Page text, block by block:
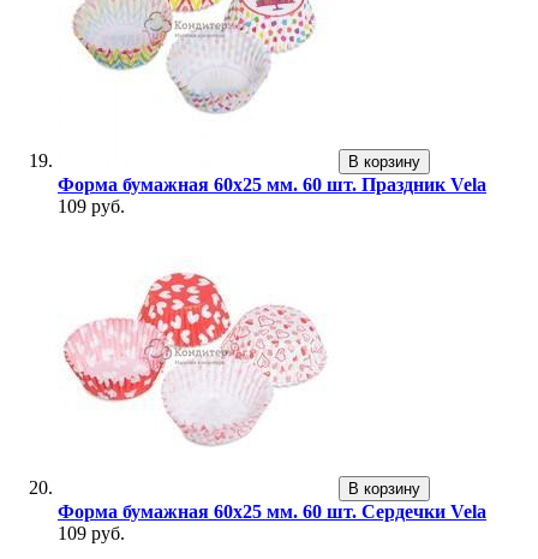
В корзину
Форма бумажная 60х25 мм. 60 шт. Праздник Vela
109 руб.
В корзину
Форма бумажная 60х25 мм. 60 шт. Сердечки Vela
109 руб.